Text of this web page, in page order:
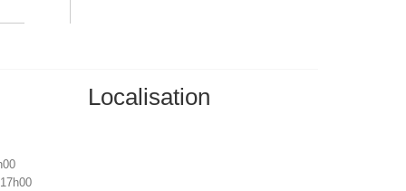
Localisation